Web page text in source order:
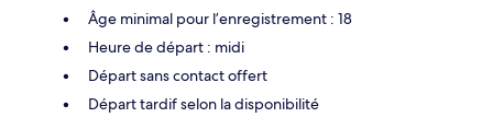
Âge minimal pour l’enregistrement : 18
Heure de départ : midi
Départ sans contact offert
Départ tardif selon la disponibilité